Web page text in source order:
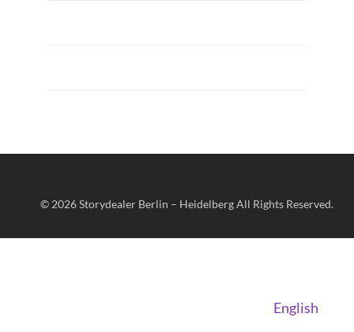
© 2026Storydealer Berlin – HeidelbergAll Rights Reserved.
English